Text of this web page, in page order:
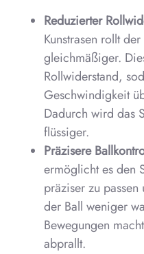
Reduzierter
Kunstrasen rollt
gleichmäßiger.
Rollwiderstand,
Geschwindigkeit
Dadurch wird das
flüssiger.
Präzisere
ermöglicht es den
präziser zu
der Ball weniger
Bewegungen
abprallt.